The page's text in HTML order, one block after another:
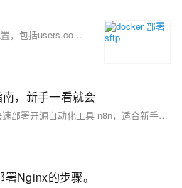
本文介绍SFTP服务的部署与配置，包括users.conf用户配置规则、Docker容器运行命令及上传目录权限说明，重点解析atmoz/sftp镜像的chroot机制与子目录映射，确保用户登录后正确访问/upload目录，并提供Python脚本实现文件上传示例。
，新手一看就会
本教程详解如何通过 Docker 快速部署开源自动化工具 n8n，适合新手快速上手。内容涵盖官方部署步骤、常见难点及第三方一键部署方案，助你高效搭建自动化工作流平台。
Nginx的步骤。